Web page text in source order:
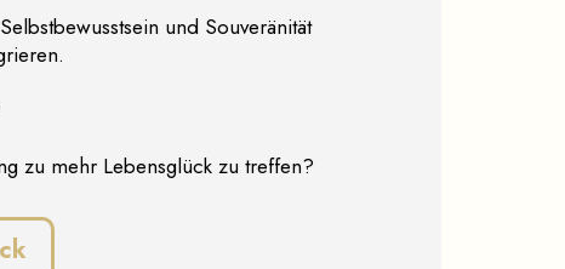
und Souveränität
zu mehr Lebensglück zu treffen?